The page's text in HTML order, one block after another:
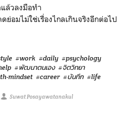
ล้วลงมือทำ
ย่อมไม่ใช่เรื่องไกลเกินจริงอีกต่อไป
#work #daily #psychology
#พัฒนาตนเอง #จิตวิทยา
mindset #career #บันทึก #life
Suwat Posayawatanakul